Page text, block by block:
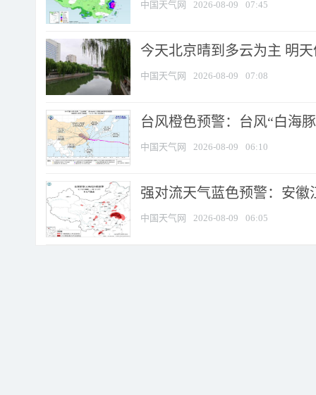
中国天气网 2026-08-09 07:45
今天北京晴到多云为主 明
中国天气网 2026-08-09 07:08
台风橙色预警：台风“白海
中国天气网 2026-08-09 06:10
强对流天气蓝色预警：安徽
中国天气网 2026-08-09 06:05